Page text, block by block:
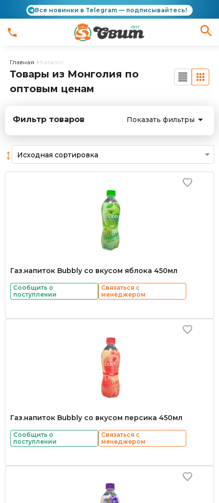
Все новинки в Telegram — подписывайтесь!
Главная Каталог
Товары из Монголия по
оптовым ценам
Фильтр товаров Показать фильтры
↕
Газ.напиток Bubbly со вкусом яблока 450мл
Сообщить о
поступлении
Связаться с
менеджером
Газ.напиток Bubbly со вкусом персика 450мл
Сообщить о
поступлении
Связаться с
менеджером